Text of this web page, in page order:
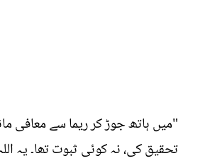
"میں ہاتھ جوڑ کر ریما سے معافی
تحقیق کی، نہ کوئی ثبوت تھا۔ یہ